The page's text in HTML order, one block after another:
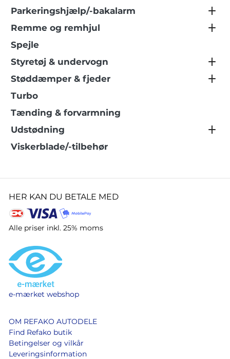
Parkeringshjælp/-bakalarm
Remme og remhjul
Spejle
Styretøj & undervogn
Støddæmper & fjeder
Turbo
Tænding & forvarmning
Udstødning
Viskerblade/-tilbehør
HER KAN DU BETALE MED
Alle priser inkl. 25% moms
e-mærket webshop
OM REFAKO AUTODELE
Find Refako butik
Betingelser og vilkår
Leveringsinformation